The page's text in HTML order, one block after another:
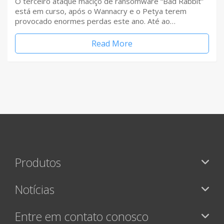
está em curso, após o Wannacry e o Petya terem
provocado enormes perdas este ano. Até ao…
Read More
Produtos
Notícias
Entre em contato conosco